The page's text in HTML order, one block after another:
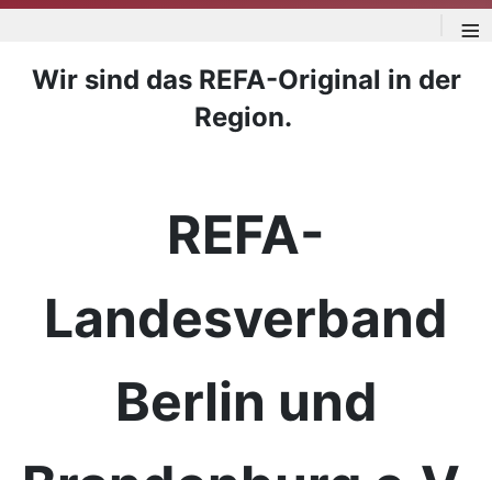
≡
Wir sind das REFA-Original in der
Region.
REFA-
Landesverband
Berlin und